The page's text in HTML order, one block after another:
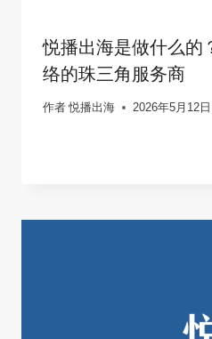
悦播出海是做什么的
络的珠三角服务商
作者 悦播出海 2026年5月12日